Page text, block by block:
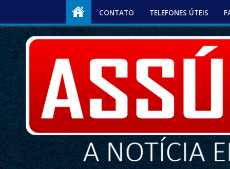
CONTATO TELEFONES ÚTEIS